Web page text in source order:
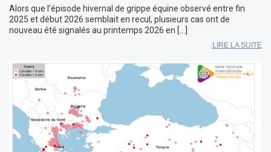
Alors que l’épisode hivernal de grippe équine observé entre fin
2025 et début 2026 semblait en recul, plusieurs cas ont de
nouveau été signalés au printemps 2026 en […]
LIRE LA SUITE